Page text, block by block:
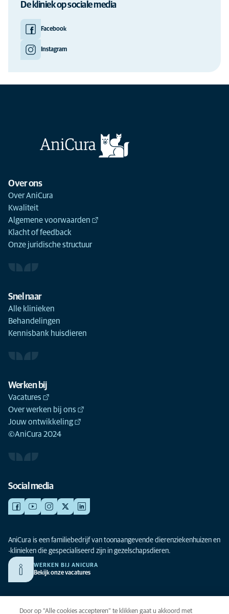
De kliniek op sociale media
Facebook
Instagram
Over ons
Over AniCura
Kwaliteit
Algemene voorwaarden
Klacht of feedback
Onze juridische structuur
Snel naar
Alle klinieken
Behandelingen
Kennisbank huisdieren
Werken bij
Vacatures
Over werken bij ons
Jouw ontwikkeling
©AniCura 2024
Social media
AniCura is een familiebedrijf van toonaangevende dierenziekenhuizen en
-klinieken die gespecialiseerd zijn in gezelschapsdieren.
WERKEN BIJ ANICURA
Bekijk onze vacatures
Privacy
Door op “Alle cookies accepteren” te klikken gaat u akkoord met